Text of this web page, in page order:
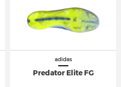
adidas
Predator Elite FG